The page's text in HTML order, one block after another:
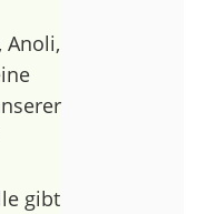
Anoli,
gibt